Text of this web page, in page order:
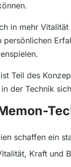
in mehr
persönlichen
Teil des
der Technik
schaffen ein
Kraft und